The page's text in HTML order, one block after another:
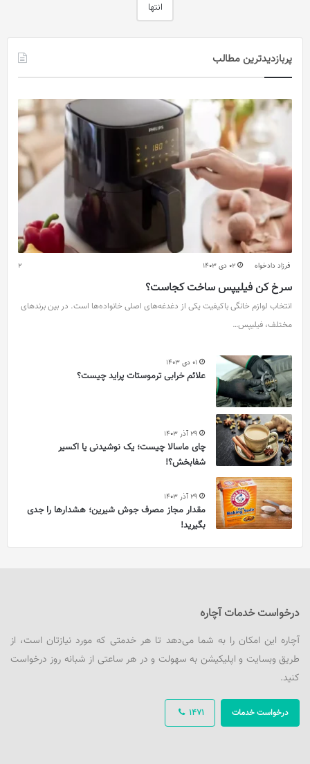
انتها
پربازدیدترین مطالب
فرزاد دادخواه 02 دی 1403 2
سرخ کن فیلیپس ساخت کجاست؟
انتخاب لوازم خانگی باکیفیت یکی از دغدغه‌های اصلی خانواده‌ها است. در بین برندهای
مختلف، فیلیپس…
01 دی 1403
علائم خرابی ترموستات پراید چیست؟
29 آذر 1403
چای ماسالا چیست؛ یک نوشیدنی یا اکسیر
شفابخش؟!
29 آذر 1403
مقدار مجاز مصرف جوش شیرین؛ هشدارها را جدی
بگیرید!
درخواست خدمات آچاره
آچاره این امکان را به شما می‌دهد تا هر خدمتی که مورد نیازتان است، از
طریق وبسایت و اپلیکیشن به سهولت و در هر ساعتی از شبانه روز درخواست
کنید.
1471 درخواست خدمات